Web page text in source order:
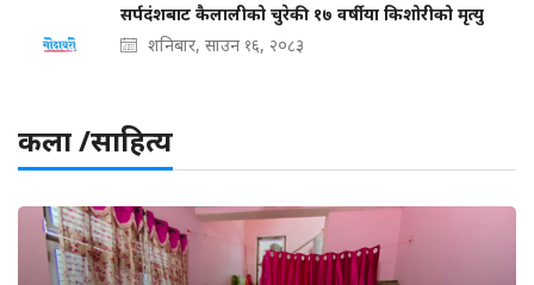
सर्पदंशबाट कैलालीको चुरेकी १७ वर्षीया किशोरीको मृत्यु
शनिबार, साउन १६, २०८३
कला /साहित्य